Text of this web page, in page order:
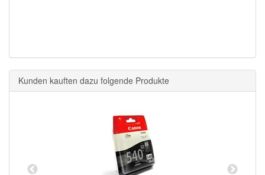
Kunden kauften dazu folgende Produkte